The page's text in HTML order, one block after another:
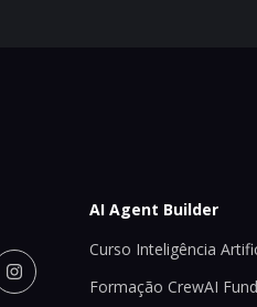
AI Agent Builder
Curso Inteligência
Formação CrewAI